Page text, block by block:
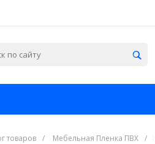
товаров / Мебельная Пленка ПВХ /